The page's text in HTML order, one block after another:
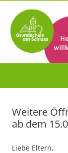
Weitere
ab dem
Liebe Eltern,